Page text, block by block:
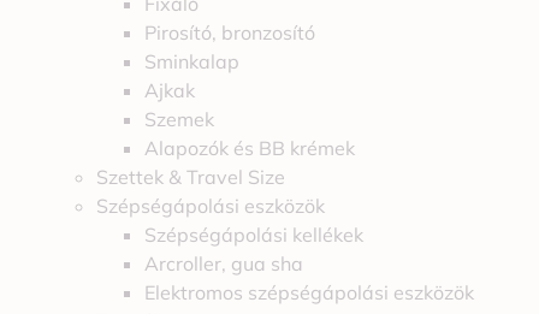
Pirosító, bronzosító
Sminkalap
Ajkak
Szemek
Alapozók és BB krémek
Szettek & Travel Size
Szépségápolási eszközök
Szépségápolási kellékek
Arcroller, gua sha
Elektromos szépségápolási eszközök